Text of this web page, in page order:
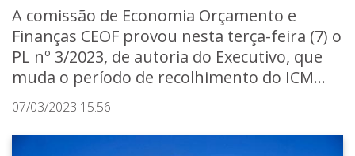
A comissão de Economia Orçamento e
Finanças CEOF provou nesta terça-feira (7) o
PL nº 3/2023, de autoria do Executivo, que
muda o período de recolhimento do ICM...
07/03/2023 15:56